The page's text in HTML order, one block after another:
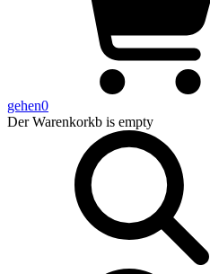
gehen0
Der Warenkorkb is empty